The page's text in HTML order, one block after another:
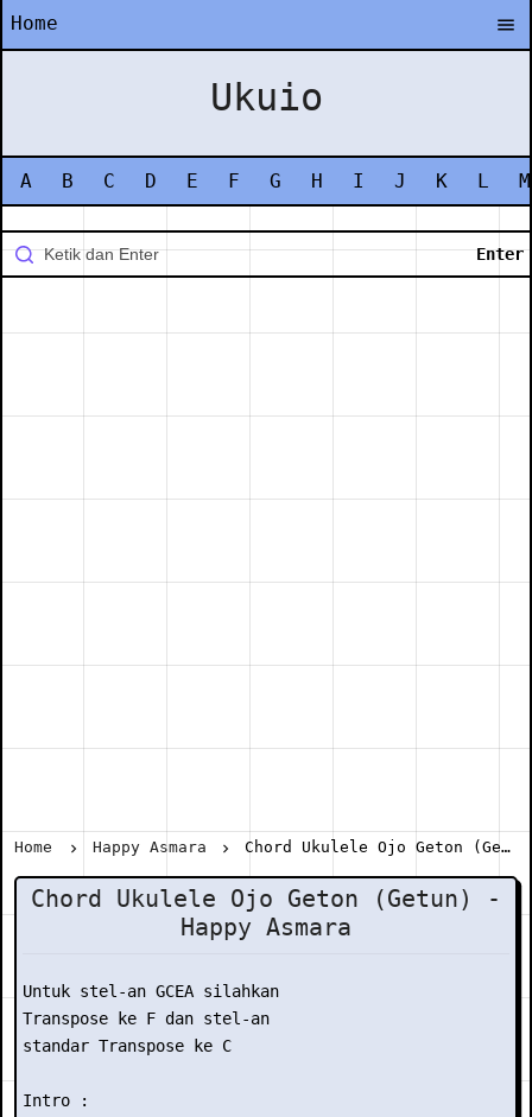
Home
Ukuio
A B C D E F G H I J K L M
Home Happy Asmara Chord Ukulele Ojo Geton (Getun) - Happy Asmara
Chord Ukulele Ojo Geton (Getun) -
Happy Asmara
Untuk stel-an GCEA silahkan
Transpose ke F dan stel-an
standar Transpose ke C
Intro :